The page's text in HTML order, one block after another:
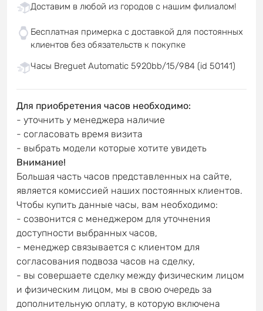
Доставим в любой из городов с нашим филиалом!
Бесплатная примерка с доставкой для постоянных
клиентов без обязательств к покупке
Часы Breguet Automatic 5920bb/15/984 (id 50141)
Для приобретения часов необходимо:
- уточнить у менеджера наличие
- согласовать время визита
- выбрать модели которые хотите увидеть
Внимание!
Большая часть часов представленных на сайте,
является комиссией наших постоянных клиентов.
Чтобы купить данные часы, вам необходимо:
- созвонится с менеджером для уточнения
доступности выбранных часов,
- менеджер связывается с клиентом для
согласования подвоза часов на сделку,
- вы совершаете сделку между физическим лицом
и физическим лицом, мы в свою очередь за
дополнительную оплату, в которую включена